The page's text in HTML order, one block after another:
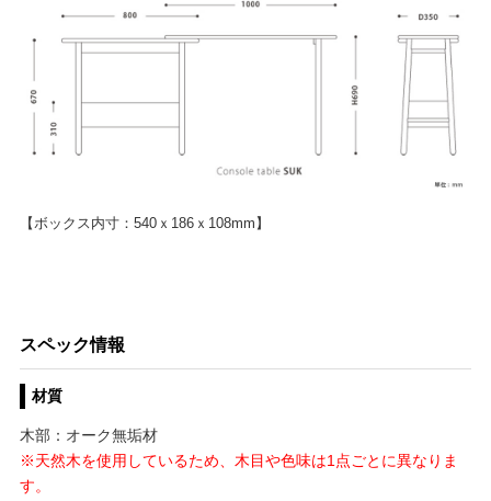
【ボックス内寸：540ｘ186ｘ108mm】
スペック情報
材質
木部：オーク無垢材
※天然木を使用しているため、木目や色味は1点ごとに異なりま
す。